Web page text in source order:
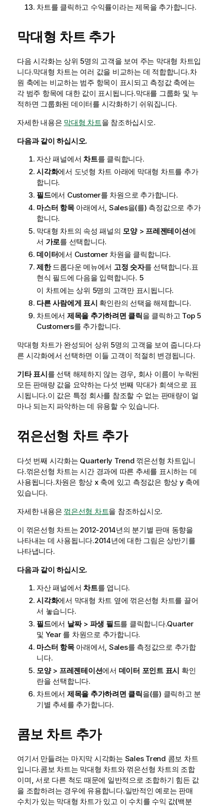
차트를 클릭하고 수익률이라는 제목을 추가합니다.
막대형 차트 추가
다음 시각화는 상위 5명의 고객을 보여 주는 막대형 차트입
니다.막대형 차트는 여러 값을 비교하는 데 적합합니다.차
원 축에는 비교하는 범주 항목이 표시되고 측정값 축에는
각 범주 항목에 대한 값이 표시됩니다.막대를 그룹화 및 누
적하면 그룹화된 데이터를 시각화하기 쉬워집니다.
자세한 내용은 막대형 차트을 참조하십시오.
다음과 같이 하십시오.
자산 패널에서 차트를 클릭합니다.
시각화에서 도넛형 차트 아래에 막대형 차트를 추가
합니다.
필드에서 Customer를 차원으로 추가합니다.
마스터 항목아래에서, Sales을(를) 측정값으로 추가
합니다.
막대형 차트의 속성 패널의 모양> 프레젠테이션에
서 가로를 선택합니다.
데이터에서 Customer차원을 클릭합니다.
제한드롭다운 메뉴에서 고정 숫자를 선택합니다.표
현식 필드에 다음을 입력합니다. 5
이 차트에는 상위 5명의 고객만 표시됩니다.
다른 사람에게 표시 확인란의 선택을 해제합니다.
차트에서 제목을 추가하려면 클릭을 클릭하고 Top 5
Customers를 추가합니다.
막대형 차트가 완성되어 상위 5명의 고객을 보여 줍니다.다
른 시각화에서 선택하면 이들 고객이 적절히 변경됩니다.
기타 표시를 선택 해제하지 않는 경우, 회사 이름이 누락된
모든 판매량 값을 요약하는 다섯 번째 막대가 회색으로 표
시됩니다.이 값은 특정 회사를 참조할 수 없는 판매량이 얼
마나 되는지 파악하는 데 유용할 수 있습니다.
꺾은선형 차트 추가
다섯 번째 시각화는 Quarterly Trend 꺾은선형 차트입니
다.꺾은선형 차트는 시간 경과에 따른 추세를 표시하는 데
사용됩니다.차원은 항상 x 축에 있고 측정값은 항상 y 축에
있습니다.
자세한 내용은 꺾은선형 차트을 참조하십시오.
이 꺾은선형 차트는 2012-2014년의 분기별 판매 동향을
나타내는 데 사용됩니다.2014년에 대한 그림은 상반기를
나타냅니다.
다음과 같이 하십시오.
자산 패널에서 차트를 엽니다.
시각화에서 막대형 차트 옆에 꺾은선형 차트를 끌어
서 놓습니다.
필드에서 날짜> 파생 필드를 클릭합니다.Quarter
및 Year 를 차원으로 추가합니다.
마스터 항목아래에서, Sales를 측정값으로 추가합
니다.
모양> 프레젠테이션에서 데이터 포인트 표시 확인
란을 선택합니다.
차트에서 제목을 추가하려면 클릭을(를) 클릭하고 분
기별 추세를 추가합니다.
콤보 차트 추가
여기서 만들려는 마지막 시각화는 Sales Trend 콤보 차트
입니다.콤보 차트는 막대형 차트와 꺾은선형 차트의 조합
이며, 서로 다른 척도 때문에 일반적으로 조합하기 힘든 값
을 조합하려는 경우에 유용합니다.일반적인 예로는 판매
수치가 있는 막대형 차트가 있고 이 수치를 수익 값(백분